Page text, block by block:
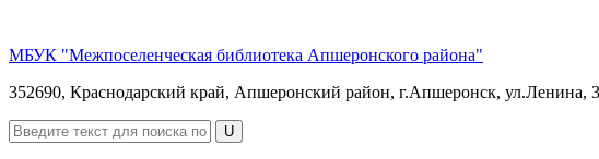
МБУК "Межпоселенческая библиотека Апшеронского района"
352690, Краснодарский край, Апшеронский район, г.Апшеронск, ул.Ленина,